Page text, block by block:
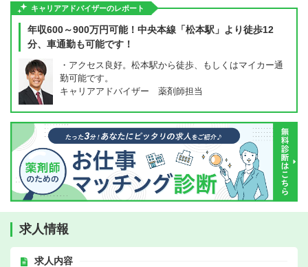
キャリアアドバイザーのレポート
年収600～900万円可能！中央本線「松本駅」より徒歩12
分、車通勤も可能です！
・アクセス良好。松本駅から徒歩、もしくはマイカー通
勤可能です。
キャリアアドバイザー 薬剤師担当
求人情報
求人内容